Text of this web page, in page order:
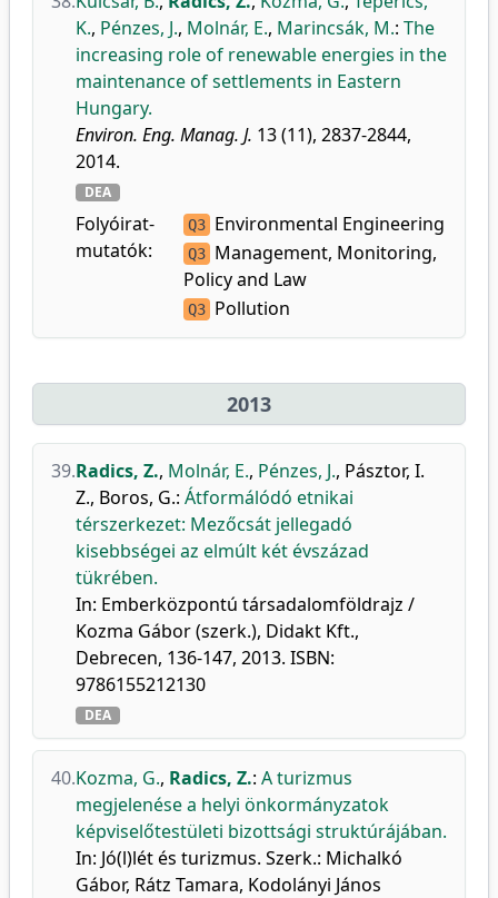
K., Pénzes, J., Molnár, E., Marincsák, M.: The
increasing role of renewable energies in the
maintenance of settlements in Eastern
Hungary.
Environ. Eng. Manag. J. 13 (11), 2837-2844,
2014.
DEA
Folyóirat-
mutatók:
Q3 Environmental Engineering
Q3 Management, Monitoring,
Policy and Law
Q3 Pollution
2013
39.Radics, Z., Molnár, E., Pénzes, J., Pásztor, I.
Z., Boros, G.: Átformálódó etnikai
térszerkezet: Mezőcsát jellegadó
kisebbségei az elmúlt két évszázad
tükrében.
In: Emberközpontú társadalomföldrajz /
Kozma Gábor (szerk.), Didakt Kft.,
Debrecen, 136-147, 2013. ISBN:
9786155212130
DEA
40.Kozma, G., Radics, Z.: A turizmus
megjelenése a helyi önkormányzatok
képviselőtestületi bizottsági struktúrájában.
In: Jó(l)lét és turizmus. Szerk.: Michalkó
Gábor, Rátz Tamara, Kodolányi János